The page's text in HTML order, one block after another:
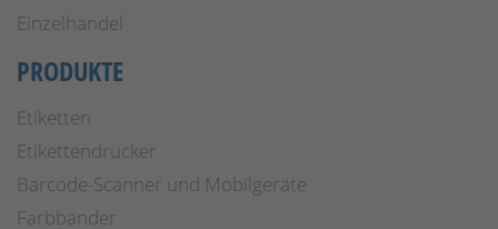
Einzelhandel
PRODUKTE
Etiketten
Etikettendrucker
Barcode-Scanner und Mobilgeräte
Farbbänder